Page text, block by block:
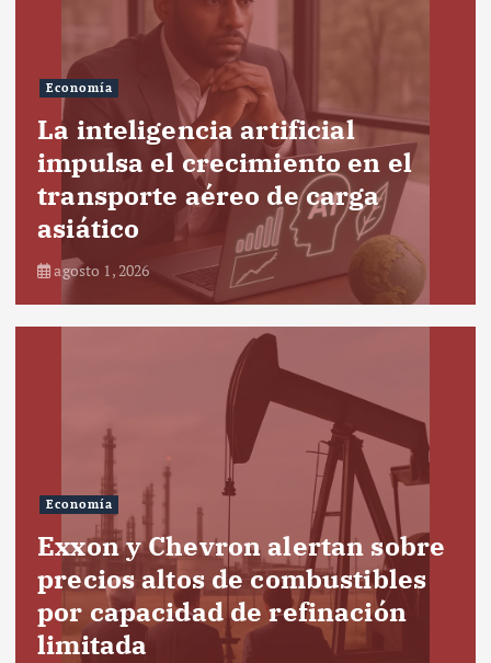
Economía
La inteligencia artificial
impulsa el crecimiento en el
transporte aéreo de carga
asiático
agosto 1, 2026
Economía
Exxon y Chevron alertan sobre
precios altos de combustibles
por capacidad de refinación
limitada